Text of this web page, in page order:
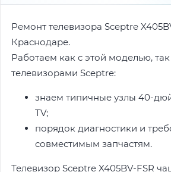
Ремонт телевизора Sceptre
Краснодаре.
Работаем как с этой моделью,
телевизорами Sceptre:
знаем типичные узлы 40-
TV;
порядок диагностики и
совместимым запчастям.
Телевизор Sceptre X405BV-FSR